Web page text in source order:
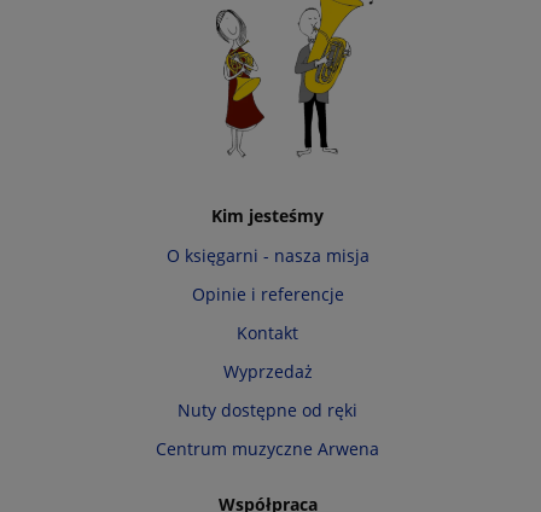
Kim jesteśmy
O księgarni - nasza misja
Opinie i referencje
Kontakt
Wyprzedaż
Nuty dostępne od ręki
Centrum muzyczne Arwena
Współpraca